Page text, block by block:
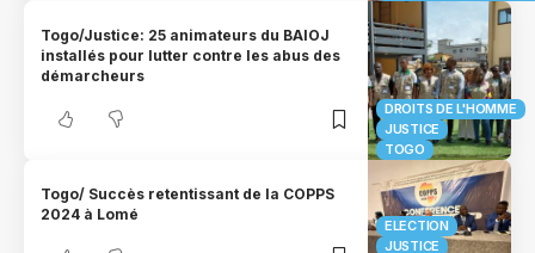
DROITS DE L'HOMME
JUSTICE
TOGO
Togo/Justice: 25 animateurs du BAIOJ
installés pour lutter contre les abus des
démarcheurs
ELECTION
JUSTICE
Togo/ Succès retentissant de la COPPS
2024 à Lomé